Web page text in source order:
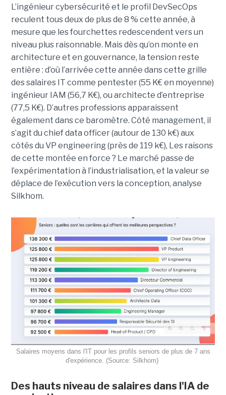
L’ingénieur cybersécurité et le profil DevSecOps
reculent tous deux de plus de 8 % cette année, à
mesure que les fourchettes redescendent vers un
niveau plus raisonnable. Mais dès qu’on monte en
architecture et en gouvernance, la tension reste
entière : d’où l’arrivée cette année dans cette grille
des salaires IT comme pentester (55 K€ en moyenne)
ingénieur IAM (56,7 K€), ou architecte d’entreprise
(77,5 K€). D’autres professions apparaissent
également dans ce baromètre. Côté management, il
s’agit du chief data officer (autour de 130 k€) aux
côtés du VP engineering (près de 119 k€), Les raisons
de cette montée en force ? Le marché passe de
l’expérimentation à l’industrialisation, et la valeur se
déplace de l’exécution vers la conception, analyse
Silkhom.
Salaires moyens dans l'IT pour les profils seniors de plus de 7 ans
d'expérience. (Source: Silkhom)
Des hauts niveau de salaires dans l'IA de